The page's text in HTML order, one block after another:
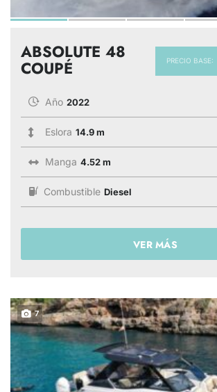
PRECIO BASE:
ABSOLUTE 48
COUPÉ
Año 2022
Eslora 14.9 m
Manga 4.52 m
Combustible Diesel
VER MÁS
7